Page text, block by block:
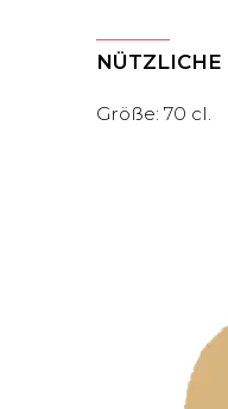
Größe: 70 cl.